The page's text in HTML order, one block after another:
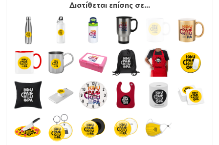
Διατίθεται επίσης σε...